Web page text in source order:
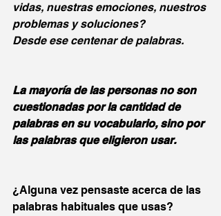
vidas, nuestras emociones, nuestros
problemas y soluciones?
Desde ese centenar de palabras.
La mayoría de las personas no son
cuestionadas por la cantidad de
palabras en su vocabulario, sino por
las palabras que eligieron usar.
¿Alguna vez pensaste acerca de las
palabras habituales que usas?